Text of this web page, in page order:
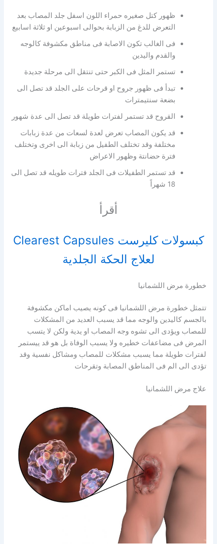
ظهور كتل صغيره حمراء اللون اسفل جلد المصاب بعد
التعرض للدغ من الزبابة بحوالى اسبوعين او ثلاثة اسابيع
فى الغالب تكون الاصابة فى مناطق مكشوفة كالوجه
والقدم واليدين
تستمر المثل فى الكبر حتى تنتقل الى مرحلة جديدة
تبدأ فى ظهور جروح او قرحات على الجلد قد تصل الى
بضعة سنتيمترات
القروح قد تستمر لفترات طويلة قد تصل الى عدة شهور
قد يكون المصاب تعرض لعدة لسعات من عدة زبابات
مختلفة وقد تختلف الطفيل من زبابة الى اخرى وتختلف
فترة حضانتة وظهور الاعراض
قد تستمر الطفيلات فى الجلد فترات طويله قد تصل الى
18 شهراً
أقرأ
كبسولات كليرست Clearest Capsules
لعلاج الحكة الجلدية
خطورة مرض اللشمانيا
تتمثل خطورة مرض اللشمانيا فى كونه يصيب اماكن مكشوفة
بالجسم كاليدين والوجه مما قد يسبب العديد من المشكلات
للمصاب ويؤدى الى تشوه وجه المصاب او يدية ولكن لا يتسب
المرض فى مضاعفات خطيره ولا يسبب الوفاة بل هو قد ييستمر
لفترات طويلة مما يسبب مشكلات للمصاب ومشاكل نفسية وقد
تؤدى الى الم فى المناطق المصابة وتقرحات
علاج مرض اللشمانيا